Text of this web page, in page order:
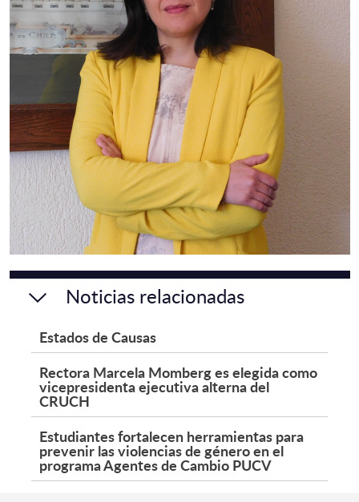
Noticias relacionadas
Estados de Causas
Rectora Marcela Momberg es elegida como
vicepresidenta ejecutiva alterna del
CRUCH
Estudiantes fortalecen herramientas para
prevenir las violencias de género en el
programa Agentes de Cambio PUCV